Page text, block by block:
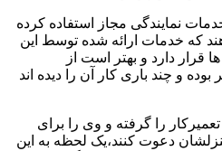
نمایندگی مجاز استفاده کرده
که خدمات ارائه شده توسط این
قرار دارد و بهتر است از
و چند باری کار آن را دیده اند
را گرفته و وی را برای
دعوت کنند،یک لحظه به این